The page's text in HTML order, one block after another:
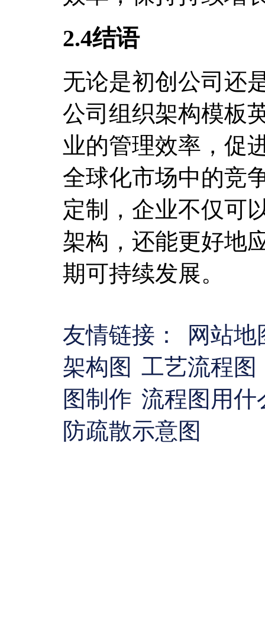
2.4结语
无论是初创公司还
公司组织架构模板
业的管理效率，促
全球化市场中的竞
定制，企业不仅可
架构，还能更好地
期可持续发展。
友情链接：
网站
架构图 工艺流程图
图制作 流程图用
防疏散示意图